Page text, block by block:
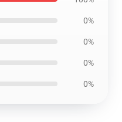
0%
0%
0%
0%